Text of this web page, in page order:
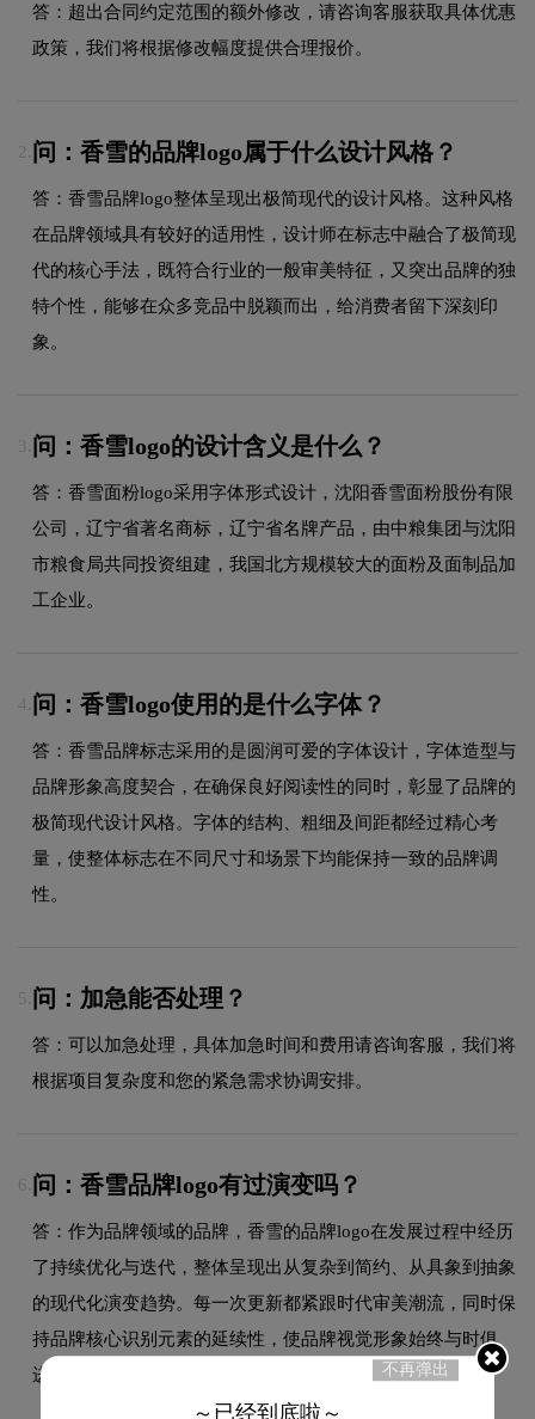
答：超出合同约定范围的额外修改，请咨询客服获取具体优惠
政策，我们将根据修改幅度提供合理报价。
2. 问：香雪的品牌logo属于什么设计风格？
答：香雪品牌logo整体呈现出极简现代的设计风格。这种风格
在品牌领域具有较好的适用性，设计师在标志中融合了极简现
代的核心手法，既符合行业的一般审美特征，又突出品牌的独
特个性，能够在众多竞品中脱颖而出，给消费者留下深刻印
象。
3. 问：香雪logo的设计含义是什么？
答：香雪面粉logo采用字体形式设计，沈阳香雪面粉股份有限
公司，辽宁省著名商标，辽宁省名牌产品，由中粮集团与沈阳
市粮食局共同投资组建，我国北方规模较大的面粉及面制品加
工企业。
4. 问：香雪logo使用的是什么字体？
答：香雪品牌标志采用的是圆润可爱的字体设计，字体造型与
品牌形象高度契合，在确保良好阅读性的同时，彰显了品牌的
极简现代设计风格。字体的结构、粗细及间距都经过精心考
量，使整体标志在不同尺寸和场景下均能保持一致的品牌调
性。
5. 问：加急能否处理？
答：可以加急处理，具体加急时间和费用请咨询客服，我们将
根据项目复杂度和您的紧急需求协调安排。
6. 问：香雪品牌logo有过演变吗？
答：作为品牌领域的品牌，香雪的品牌logo在发展过程中经历
了持续优化与迭代，整体呈现出从复杂到简约、从具象到抽象
的现代化演变趋势。每一次更新都紧跟时代审美潮流，同时保
持品牌核心识别元素的延续性，使品牌视觉形象始终与时俱
进，历久弥新。
不再弹出
～已经到底啦～